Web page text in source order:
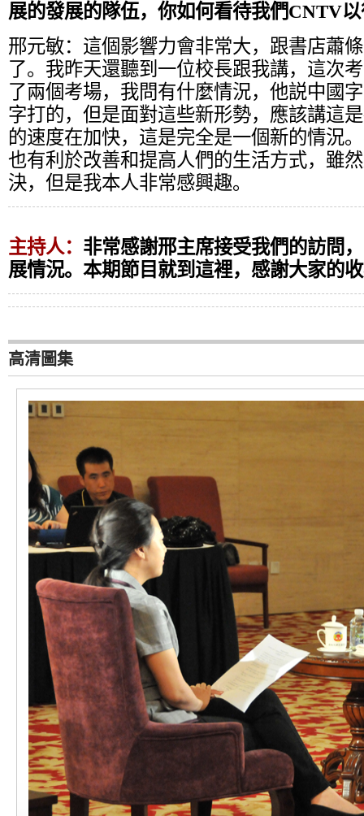
展的發展的隊伍，你如何看待我們CNTV
邢元敏： 這個影響力會非常大，跟書店蕭
了。我昨天還聽到一位校長跟我講，這次
了兩個考場，我問有什麼情況，他説中國
字打的，但是面對這些新形勢，應該講這
的速度在加快，這是完全是一個新的情況
也有利於改善和提高人們的生活方式，雖
決，但是我本人非常感興趣。
主持人： 非常感謝邢主席接受我們的訪問
展情況。本期節目就到這裡，感謝大家的
高清圖集